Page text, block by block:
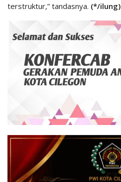
terstruktur,” tandasnya. (*/ilung)